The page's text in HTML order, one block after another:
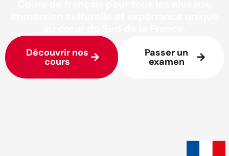
Découvrir nos
cours
Passer un
examen